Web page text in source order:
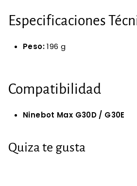
Especificaciones
Peso:196 g
Compatibilidad
Ninebot Max G30D / G30E
Quiza te gusta